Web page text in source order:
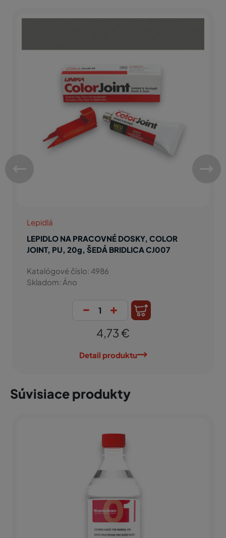
Lepidlá
LEPIDLO NA PRACOVNÉ DOSKY, COLOR
JOINT, PU, 20g, ŠEDÁ BRIDLICA CJ007
Katalógové číslo: 4986
Skladom: Áno
- +
4,73 €
Detail produktu
Súvisiace produkty